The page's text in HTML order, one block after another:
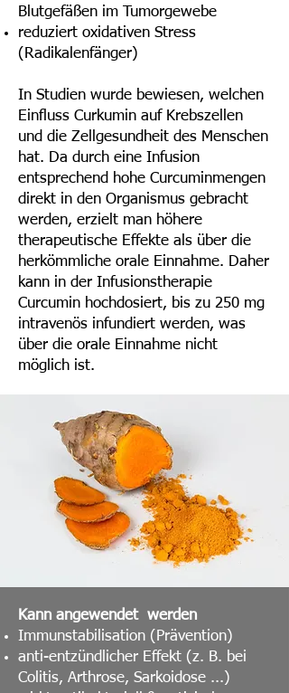
Blutgefäßen im Tumorgewebe
reduziert oxidativen Stress
(Radikalenfänger)
In Studien wurde bewiesen, welchen
Einfluss Curkumin auf Krebszellen
und die Zellgesundheit des Menschen
hat. Da durch eine Infusion
entsprechend hohe Curcuminmengen
direkt in den Organismus gebracht
werden, erzielt man höhere
therapeutische Effekte als über die
herkömmliche orale Einnahme. Daher
kann in der Infusionstherapie
Curcumin hochdosiert, bis zu 250 mg
intravenös infundiert werden, was
über die orale Einnahme nicht
möglich ist.
Kann angewendet werden
Immunstabilisation (Prävention)
anti-entzündlicher Effekt (z. B. bei
Colitis, Arthrose, Sarkoidose ...)